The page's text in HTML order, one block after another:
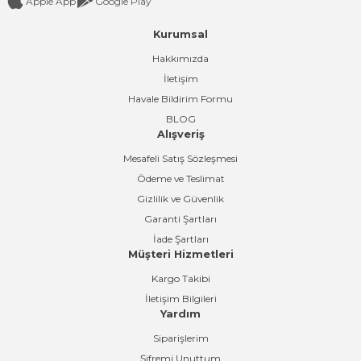
Kurumsal
Hakkımızda
İletişim
Havale Bildirim Formu
BLOG
Alışveriş
Mesafeli Satış Sözleşmesi
Ödeme ve Teslimat
Gizlilik ve Güvenlik
Garanti Şartları
İade Şartları
Müşteri Hizmetleri
Kargo Takibi
İletişim Bilgileri
Yardım
Siparişlerim
Şifremi Unuttum